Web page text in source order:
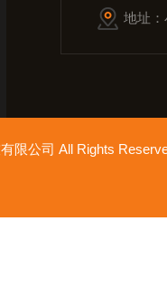
地址
限公司 All Rights